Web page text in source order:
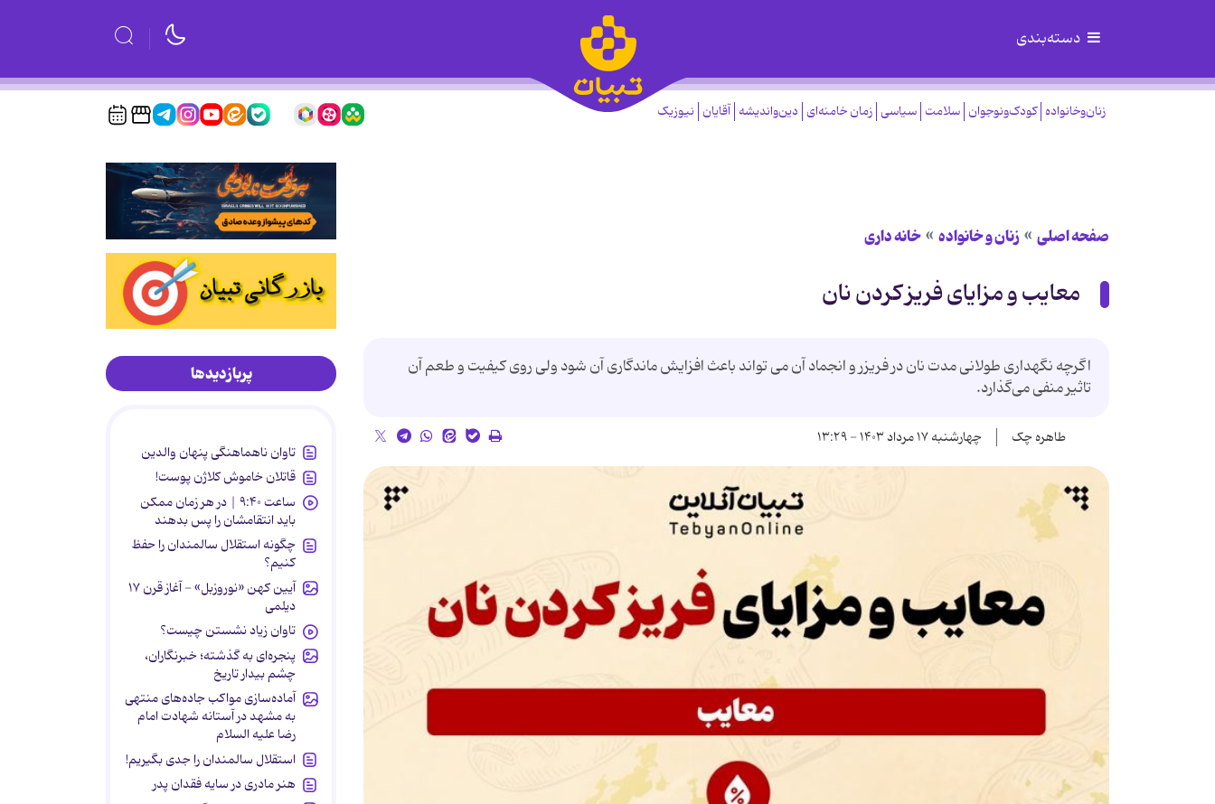
دسته‌بندی
زنان‌وخانواده کودک‌ونوجوان سلامت سیاسی زمان خامنه‌ای دین‌واندیشه آقایان نیوزیک
صفحه اصلی زنان و خانواده خانه داری
معایب و مزایای فریز کردن نان
اگرچه نگهداری طولانی مدت نان در فریزر و انجماد آن می‌ تواند باعث افزایش ماندگاری آن شود ولی روی کیفیت و طعم آن
تاثیر منفی می‌گذارد.
طاهره چک چهارشنبه ۱۷ مرداد ۱۴۰۳ - ۱۳:۲۹
پربازدیدها
تاوان ناهماهنگی پنهان والدین
قاتلان خاموش کلاژن پوست!
ساعت ۹:۴۰ | در هر زمان ممکن
باید انتقامشان را پس بدهند
چگونه استقلال سالمندان را حفظ
کنیم؟
آیین کهن «نوروزبل» - آغاز قرن ۱۷
دیلمی
تاوان زیاد نشستن چیست؟
پنجره‌ای به گذشته؛ خبرنگاران،
چشم بیدار تاریخ
آماده‌سازی مواکب جاده‌های منتهی
به مشهد در آستانه شهادت امام
رضا علیه السلام
استقلال سالمندان را جدی بگیریم!
هنر مادری در سایه‌ فقدان پدر